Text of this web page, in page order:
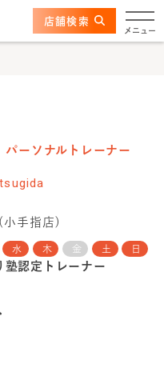
本文へ
メニュー
店舗検索
パーソナルトレーナー
小手指店 )
水 木 金 土 日
塾認定トレーナー